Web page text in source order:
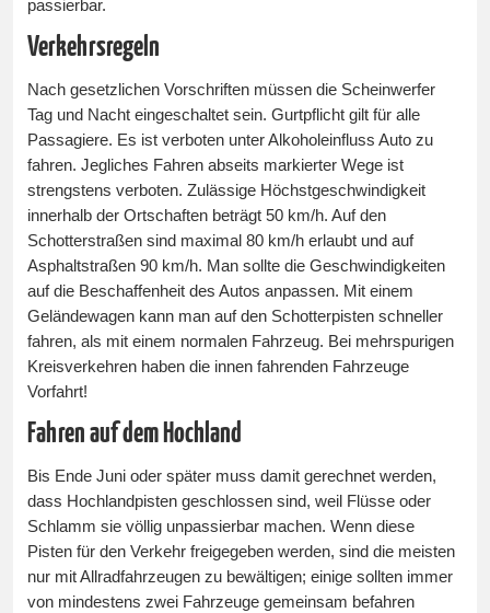
passierbar.
Verkehrsregeln
Nach gesetzlichen Vorschriften müssen die Scheinwerfer
Tag und Nacht eingeschaltet sein. Gurtpflicht gilt für alle
Passagiere. Es ist verboten unter Alkoholeinfluss Auto zu
fahren. Jegliches Fahren abseits markierter Wege ist
strengstens verboten. Zulässige Höchstgeschwindigkeit
innerhalb der Ortschaften beträgt 50 km/h. Auf den
Schotterstraßen sind maximal 80 km/h erlaubt und auf
Asphaltstraßen 90 km/h. Man sollte die Geschwindigkeiten
auf die Beschaffenheit des Autos anpassen. Mit einem
Geländewagen kann man auf den Schotterpisten schneller
fahren, als mit einem normalen Fahrzeug. Bei mehrspurigen
Kreisverkehren haben die innen fahrenden Fahrzeuge
Vorfahrt!
Fahren auf dem Hochland
Bis Ende Juni oder später muss damit gerechnet werden,
dass Hochlandpisten geschlossen sind, weil Flüsse oder
Schlamm sie völlig unpassierbar machen. Wenn diese
Pisten für den Verkehr freigegeben werden, sind die meisten
nur mit Allradfahrzeugen zu bewältigen; einige sollten immer
von mindestens zwei Fahrzeuge gemeinsam befahren